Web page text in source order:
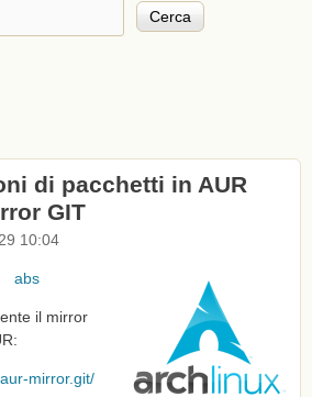
ricerca
di pacchetti in AUR
GIT
10:04
abs
il mirror
mirror.git/